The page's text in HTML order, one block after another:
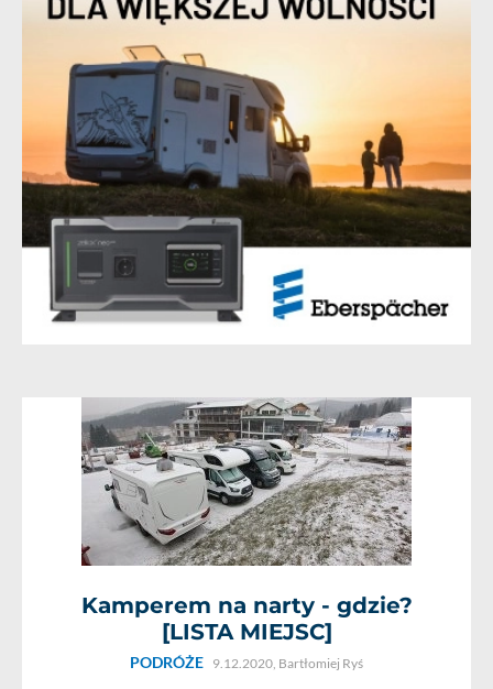
Kamperem na narty - gdzie?
[LISTA MIEJSC]
PODRÓŻE 9.12.2020, Bartłomiej Ryś